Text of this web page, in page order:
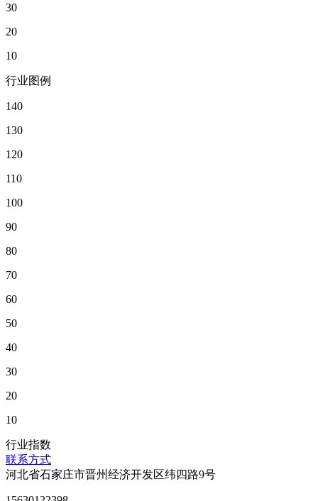
30
20
10
行业图例
140
130
120
110
100
90
80
70
60
50
40
30
20
10
行业指数
联系方式
河北省石家庄市晋州经济开发区纬四路9号